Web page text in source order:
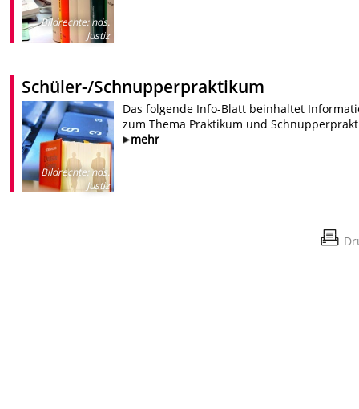
Bildrechte:nds.
Justiz
Schüler-/Schnupperpraktikum
Bildrechte:nds.
Justiz
Das folgende Info-Blatt beinhaltet
zum Thema Praktikum und
mehr